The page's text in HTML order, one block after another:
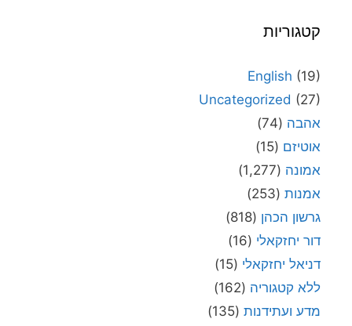
קטגוריות
English (19)
Uncategorized (27)
אהבה (74)
אוטיזם (15)
אמונה (1,277)
אמנות (253)
גרשון הכהן (818)
דור יחזקאלי (16)
דניאל יחזקאלי (15)
ללא קטגוריה (162)
מדע ועתידנות (135)